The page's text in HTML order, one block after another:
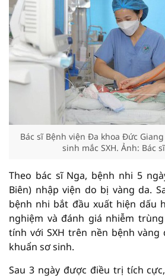
Bác sĩ Bệnh viện Đa khoa Đức
sinh mắc SXH. Ảnh: Bác
Theo bác sĩ Nga, bệnh nhi 5
Biên) nhập viện do bị vàng da.
bệnh nhi bắt đầu xuất hiện dấu
nghiệm và đánh giá nhiễm
tính với SXH trên nền bệnh vàng
khuẩn sơ sinh.
Sau 3 ngày được điều trị tích